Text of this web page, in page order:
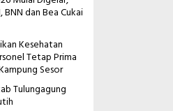
dan Bea Cukai
Kesehatan
Tetap Prima
Sesor
Tulungagung